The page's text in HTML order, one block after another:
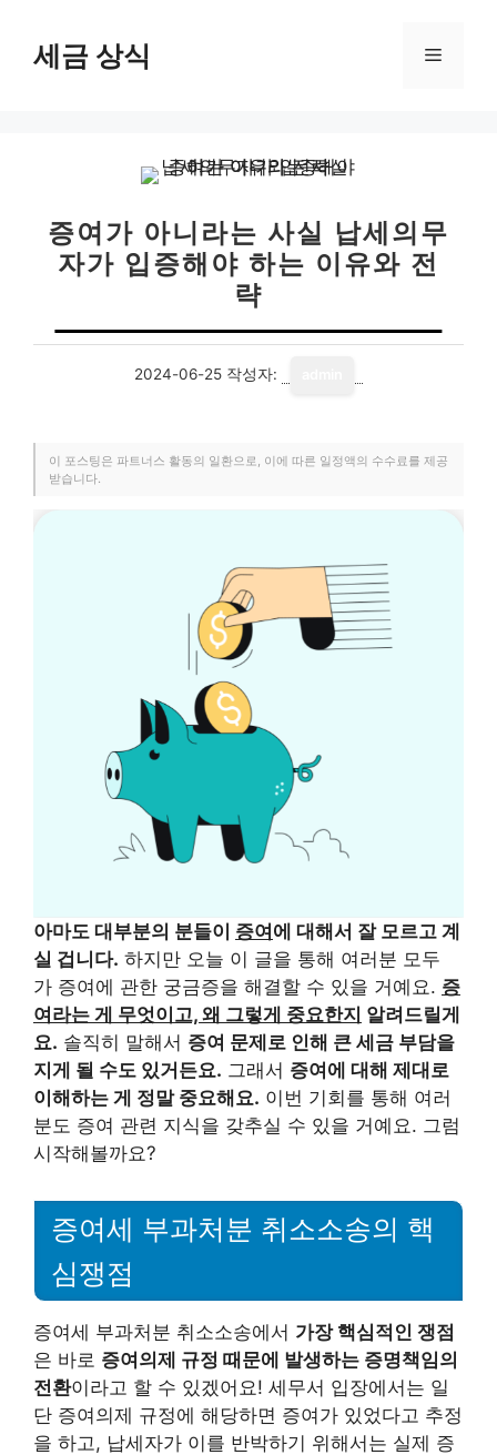
세금 상식 메
증여가 아니라는 사실 납세의무
자가 입증해야 하는 이유와 전
략
2024-06-25 작성자:
이 포스팅은 파트너스 활동의 일환으로, 이에 따른 일정액의 수수료를 제공
받습니다.
아마도 대부분의 분들이 증여 에 대해서 잘 모르고 계
실 겁니다. 하지만 오늘 이 글을 통해 여러분 모두
가 증여에 관한 궁금증을 해결할 수 있을 거예요. 증
여라는 게 무엇이고, 왜 그렇게 중요한지 알려드릴게
요. 솔직히 말해서 증여 문제로 인해 큰 세금 부담을
지게 될 수도 있거든요. 그래서 증여에 대해 제대로
이해하는 게 정말 중요해요. 이번 기회를 통해 여러
분도 증여 관련 지식을 갖추실 수 있을 거예요. 그럼
시작해볼까요?
증여세 부과처분 취소소송의 핵
심쟁점
증여세 부과처분 취소소송에서 가장 핵심적인 쟁점
은 바로 증여의제 규정 때문에 발생하는 증명책임의
전환이라고 할 수 있겠어요! 세무서 입장에서는 일
단 증여의제 규정에 해당하면 증여가 있었다고 추정
을 하고, 납세자가 이를 반박하기 위해서는 실제 증